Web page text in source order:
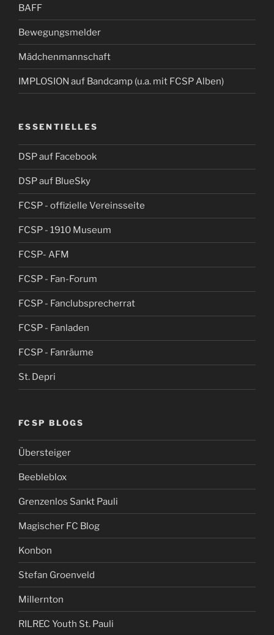
BAFF
Bewegungsmelder
Mädchenmannschaft
IMPLOSION auf Bandcamp (u.a. mit FCSP Alben)
ESSENTIELLES
DSP auf Facebook
DSP auf BlueSky
FCSP - offizielle Vereinsseite
FCSP - 1910 Museum
FCSP- AFM
FCSP - Fan-Forum
FCSP - Fanclubsprecherrat
FCSP - Fanladen
FCSP - Fanräume
St. Depri
FCSP BLOGS
Übersteiger
Beebleblox
Grenzenlos Sankt Pauli
Magischer FC Blog
Konbon
Stefan Groenveld
Millernton
RILREC Youth St. Pauli